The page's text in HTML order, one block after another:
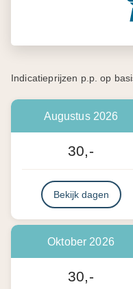
Indicatieprijzen p.p. op
Augustus 2026
30,-
Bekijk dagen
Oktober 2026
30,-